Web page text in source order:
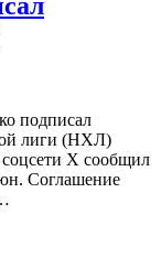
подписал
лиги (НХЛ)
соцсети Х сообщил
Соглашение